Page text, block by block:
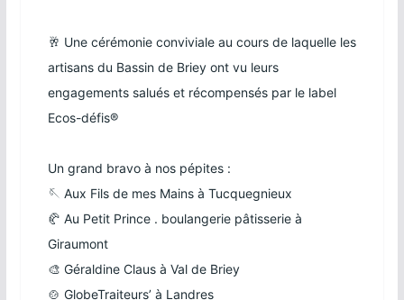
🥂 Une cérémonie conviviale au cours de laquelle les
artisans du Bassin de Briey ont vu leurs
engagements salués et récompensés par le label
Ecos-défis®
Un grand bravo à nos pépites :
🪡 Aux Fils de mes Mainsà Tucquegnieux
🥐 Au Petit Prince . boulangerie pâtisserieà
Giraumont
🎨 Géraldine Clausà Val de Briey
🍲 GlobeTraiteurs’ à Landres